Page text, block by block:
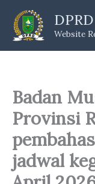
content
Website
Badan
Provinsi
jadwal